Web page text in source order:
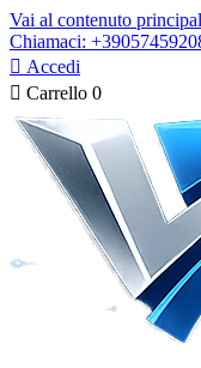
Vai al contenuto
Chiamaci:
 Accedi
 Carrello 0